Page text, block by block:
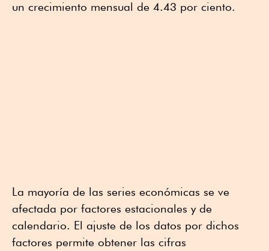
un crecimiento mensual de 4.43 por ciento.
La mayoría de las series económicas se ve
afectada por factores estacionales y de
calendario. El ajuste de los datos por dichos
factores permite obtener las cifras